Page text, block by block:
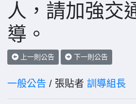
人，請加強交
導。
上一則公告 下一則公告
一般公告 / 張貼者 訓導組長